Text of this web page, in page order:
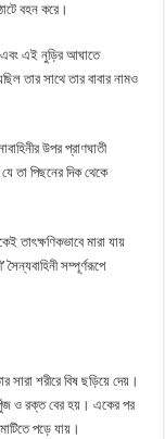
বহন করে।
এবং এই নুড়ির আঘাতে
তার সাথে তার বাবার নামও
উপর প্রাণঘাতী
তা পিছনের দিক থেকে
তাৎক্ষণিকভাবে মারা যায়
সম্পূর্ণরূপে
শরীরে বিষ ছড়িয়ে দেয়।
পুঁজ ও রক্ত ​​বের হয়। একের পর
পড়ে যায়।